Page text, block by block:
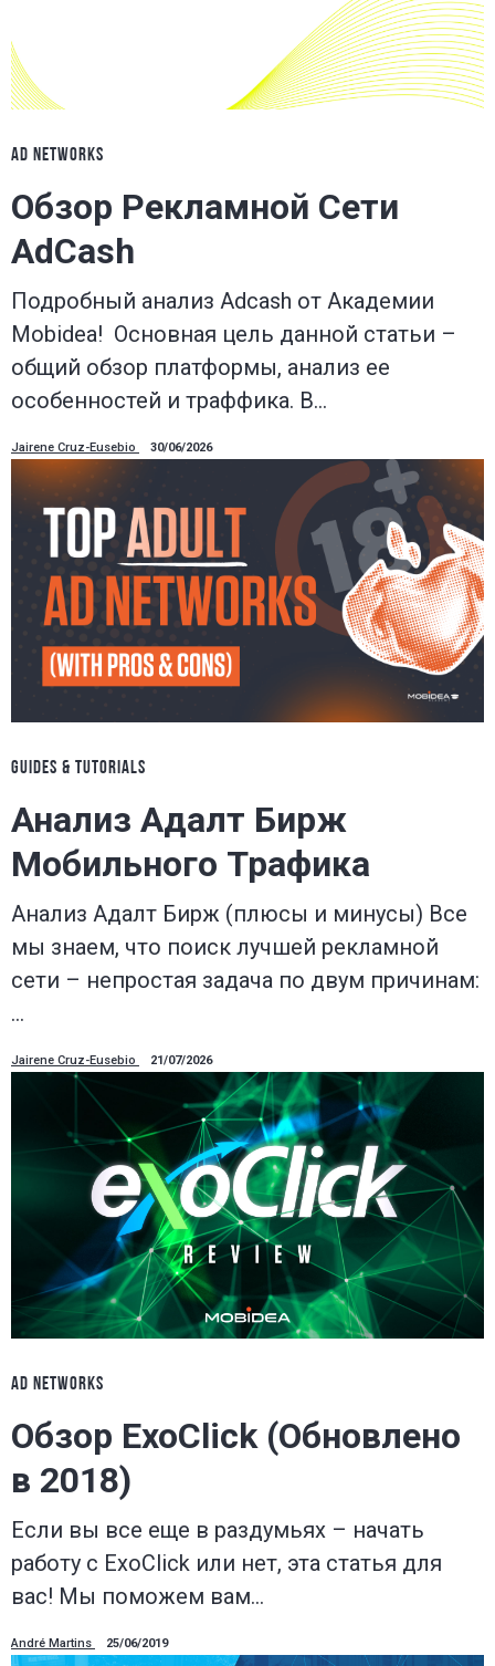
AD NETWORKS
Обзор Рекламной Сети
AdCash
Подробный анализ Adcash от Академии
Mobidea! Основная цель данной статьи –
общий обзор платформы, анализ ее
особенностей и траффика. В…
Jairene Cruz-Eusebio 30/06/2026
GUIDES & TUTORIALS
Анализ Адалт Бирж
Мобильного Трафика
Анализ Адалт Бирж (плюсы и минусы) Все
мы знаем, что поиск лучшей рекламной
сети – непростая задача по двум причинам:
…
Jairene Cruz-Eusebio 21/07/2026
AD NETWORKS
Обзор ExoClick (Обновлено
в 2018)
Если вы все еще в раздумьях – начать
работу с ExoClick или нет, эта статья для
вас! Мы поможем вам…
André Martins 25/06/2019